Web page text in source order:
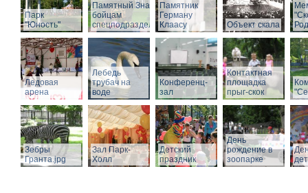
Парк
"Юность"
Памятный Знак
бойцам
спецподразделений
Памятник
Герману
Клаасу
Объект скала
Ледовая
арена
Лебедь
трубач на
воде
Конференц-
зал
Контактная
площадка
прыг-скок
Зебры
Гранта.jpg
Зал Парк-
Холл
Детский
праздник
День
рождение в
зоопарке